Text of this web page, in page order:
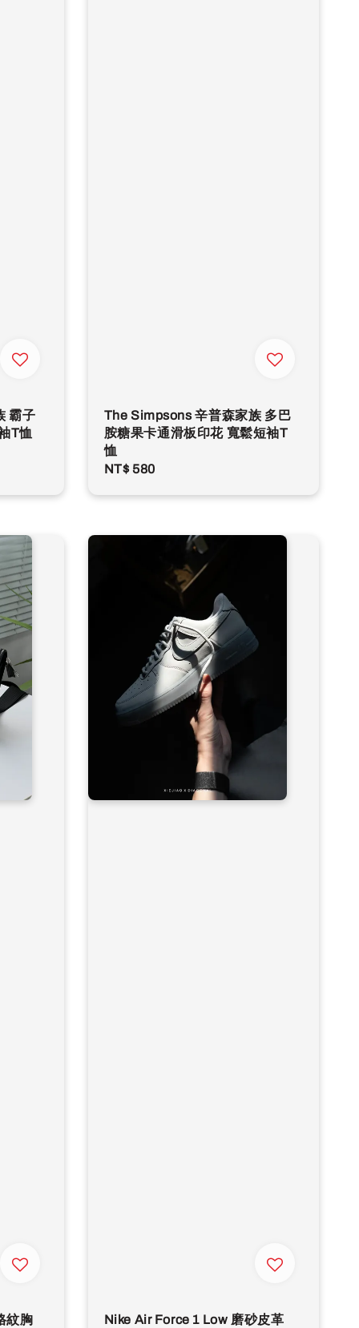
霸子
T恤
The Simpsons 辛普森家族 多巴
胺糖果卡通滑板印花 寬鬆短袖T
恤
Regular
NT$ 580
紋胸 Nike Air Force 1 Low 磨砂皮革